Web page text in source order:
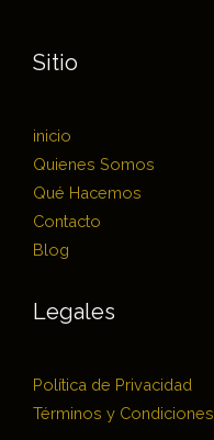
Sitio
inicio
Quienes Somos
Qué Hacemos
Contacto
Blog
Legales
Política de Privacidad
Términos y Condiciones